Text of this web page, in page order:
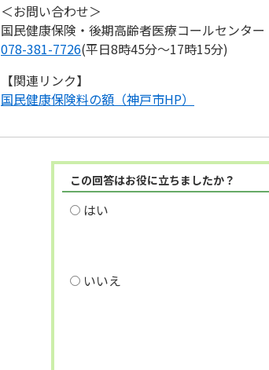
＜お問い合わせ＞
国民健康保険・後期高齢者医療コールセンター
078-381-7726(平日8時45分～17時15分)
【関連リンク】
国民健康保険料の額（神戸市HP）
この回答はお役に立ちましたか？
はい
いいえ